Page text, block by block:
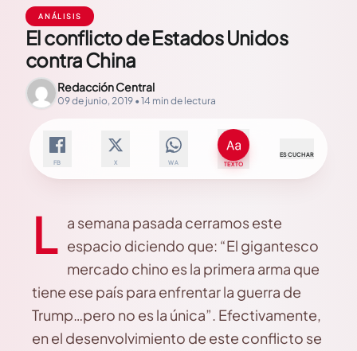
ANÁLISIS
El conflicto de Estados Unidos
contra China
Redacción Central
09 de junio, 2019 • 14 min de lectura
FB X WA TEXTO
ESCUCHAR
L a semana pasada cerramos este
espacio diciendo que: “El gigantesco
mercado chino es la primera arma que
tiene ese país para enfrentar la guerra de
Trump…pero no es la única”. Efectivamente,
en el desenvolvimiento de este conflicto se